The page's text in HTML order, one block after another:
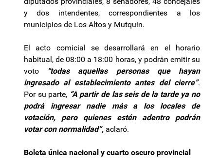
y dos intendentes, correspondientes a los
municipios de Los Altos y Mutquin.
El acto comicial se desarrollará en el horario
habitual, de 08:00 a 18:00 horas, y podrán emitir su
voto
“todas aquellas personas que hayan
ingresado al establecimiento antes del cierre”.
Por su parte, “A partir de las seis de la tarde ya no
podrá ingresar nadie más a los locales de
votación, pero quienes estén adentro podrán
votar con normalidad”, aclaró.
Boleta única nacional y cuarto oscuro provincial